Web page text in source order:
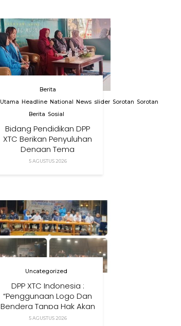
Berita
Utama
Headline National News slider Sorotan Sorotan
Berita Sosial
Bidang Pendidikan DPP
XTC Berikan Penyuluhan
Dengan Tema
Membangun Peran
5 AGUSTUS 2026
Uncategorized
DPP XTC Indonesia :
“Penggunaan Logo Dan
Bendera Tanpa Hak Akan
Ditindak”
5 AGUSTUS 2026